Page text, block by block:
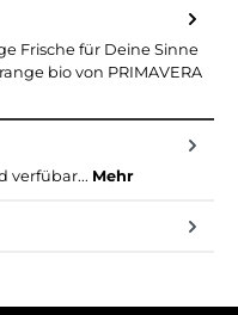
Frische für Deine Sinne
bio von PRIMAVERA
verfübar... Mehr